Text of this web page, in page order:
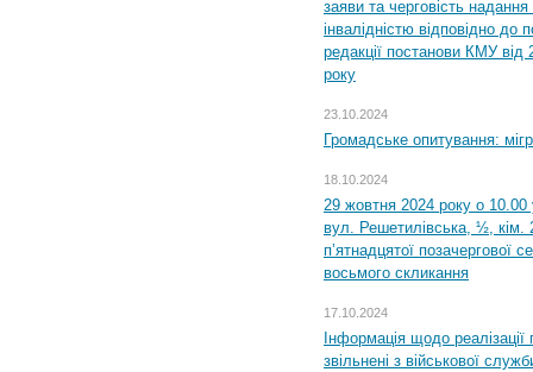
заяви та черговість надання
інвалідністю відповідно
редакції постанови КМУ
року
23.10.2024
Громадське опитування:
18.10.2024
29 жовтня 2024 року о 10.00
вул. Решетилівська, ½, кім.
п’ятнадцятої позачергової
восьмого скликання
17.10.2024
Інформація щодо
звільнені з військової